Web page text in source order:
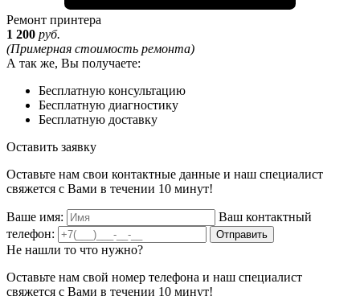
Ремонт принтера
1 200 руб.
(Примерная стоимость ремонта)
А так же, Вы получаете:
Бесплатную консультацию
Бесплатную диагностику
Бесплатную доставку
Оставить заявку
Оставьте нам свои контактные данные и наш специалист
свяжется с Вами в течении 10 минут!
Ваше имя:
Ваш контактный
телефон:
Отправить
Не нашли то что нужно?
Оставьте нам свой номер телефона и наш специалист
свяжется с Вами в течении 10 минут!